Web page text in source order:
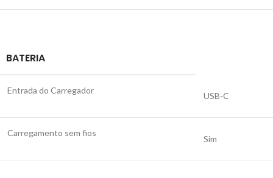
BATERIA
Entrada do Carregador
USB-C
Carregamento sem fios
Sim